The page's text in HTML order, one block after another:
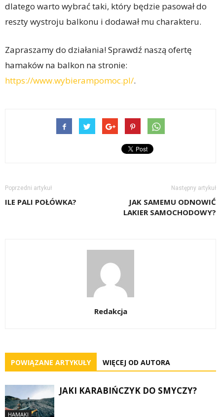
dlatego warto wybrać taki, który będzie pasował do
reszty wystroju balkonu i dodawał mu charakteru.
Zapraszamy do działania! Sprawdź naszą ofertę
hamaków na balkon na stronie:
https://www.wybierampomoc.pl/.
Poprzedni artykuł
ILE PALI POŁÓWKA?
Następny artykuł
JAK SAMEMU ODNOWIĆ
LAKIER SAMOCHODOWY?
Redakcja
POWIĄZANE ARTYKUŁY WIĘCEJ OD AUTORA
HAMAKI
JAKI KARABIŃCZYK DO SMYCZY?